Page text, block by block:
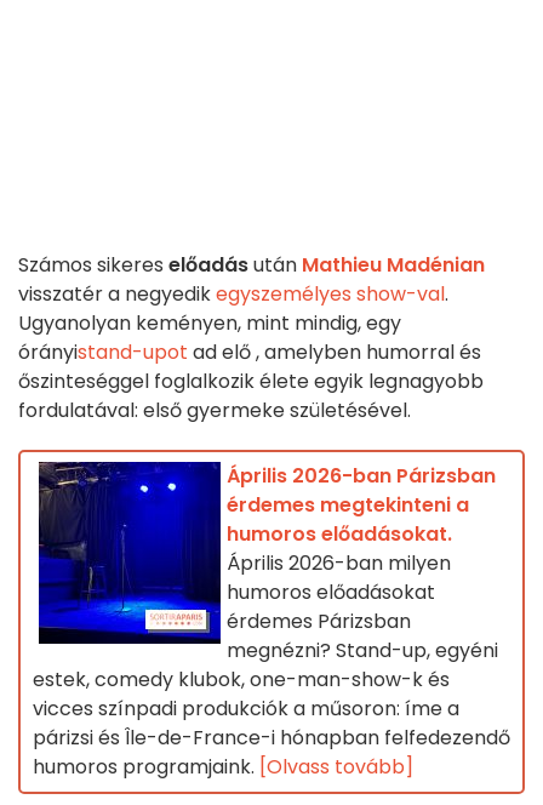
Számos sikeres előadásután Mathieu Madénian
visszatér a negyedikegyszemélyes show-val.
Ugyanolyan keményen, mint mindig, egy
órányistand-upot ad elő, amelyben humorral és
őszinteséggel foglalkozik élete egyik legnagyobb
fordulatával: első gyermeke születésével.
Április 2026-ban Párizsban
érdemes megtekinteni a
humoros előadásokat.
Április 2026-ban milyen
humoros előadásokat
érdemes Párizsban
megnézni? Stand-up, egyéni
estek, comedy klubok, one-man-show-k és
vicces színpadi produkciók a műsoron: íme a
párizsi és Île-de-France-i hónapban felfedezendő
humoros programjaink. [Olvass tovább]